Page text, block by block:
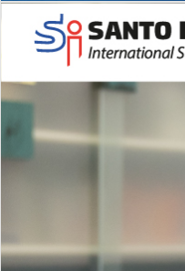
Novidades 2026 High School
Inglês